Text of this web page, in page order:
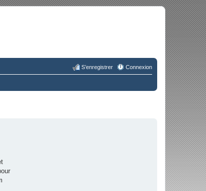
Connexion
S’enregistrer